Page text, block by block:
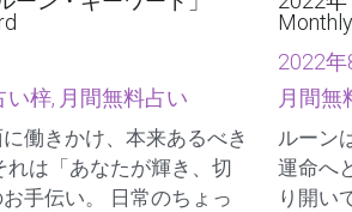
ーン・キーワード」
い梓,月間無料占い
2022年
2022
月間無